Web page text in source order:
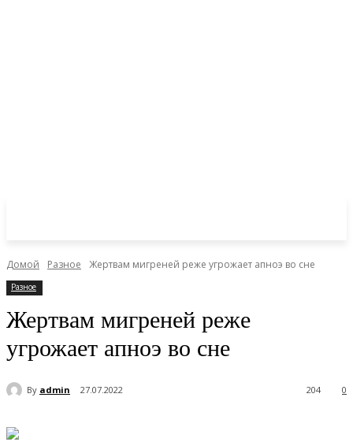
Домой Разное Жертвам мигреней реже угрожает апноэ во сне
Разное
Жертвам мигреней реже
угрожает апноэ во сне
By admin 27.07.2022 0
204